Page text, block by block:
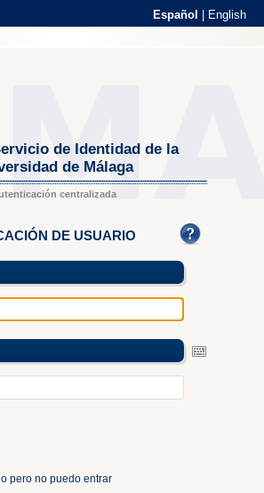
Español English
de Identidad de la
de Málaga
centralizada
DE USUARIO
pero no puedo entrar